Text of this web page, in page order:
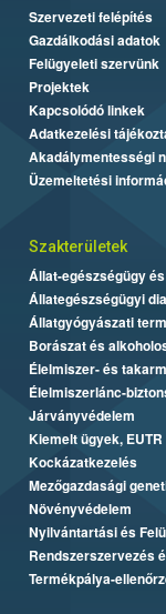
Szervezeti felépítés
Gazdálkodási adatok
Felügyeleti szervünk
Projektek
Kapcsolódó linkek
Adatkezelési
Akadálymentességi
Üzemeltetési
Szakterületek
Állat-egészségügy
Állategészségügyi
Állatgyógyászati
Borászat és
Élelmiszer- és
Élelmiszerlánc-
Járványvédelem
Kiemelt ügyek, EUTR
Kockázatkezelés
Mezőgazdasági
Növényvédelem
Nyilvántartási és
Rendszerszervezés
Termékpálya-